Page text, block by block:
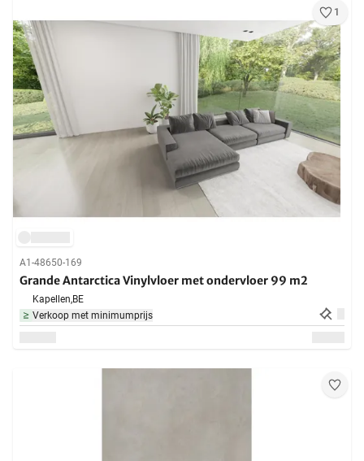
1
A1-48650-169
Grande Antarctica Vinylvloer met ondervloer 99 m2
Kapellen,BE
Verkoop met minimumprijs